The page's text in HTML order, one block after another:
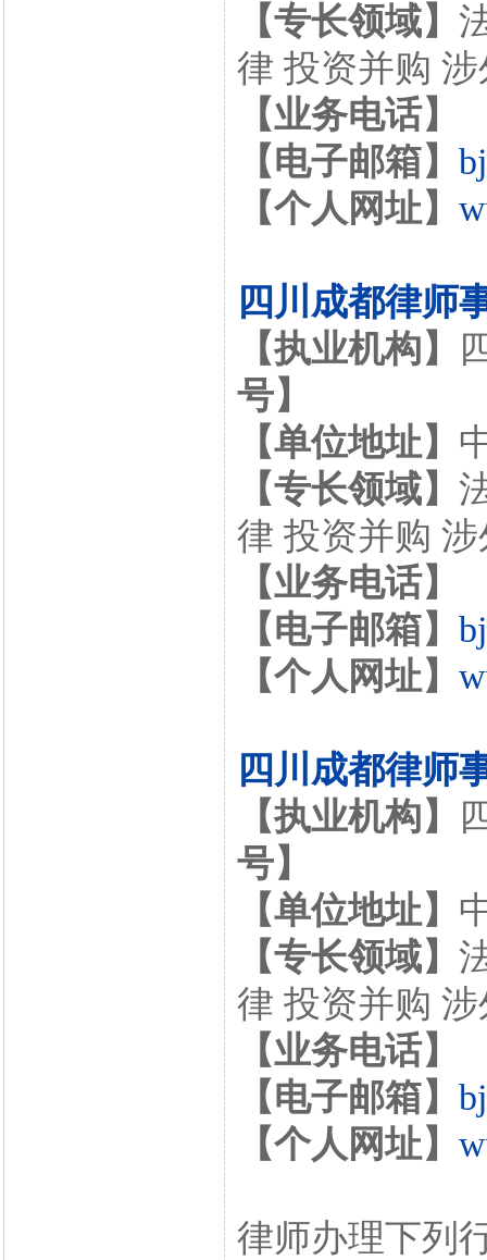
【专长领域】
律 投资并购
【业务电话】
【电子邮箱】
【个人网址】
四川成都律师
【执业机构】
号】
【单位地址】
【专长领域】
律 投资并购
【业务电话】
【电子邮箱】
【个人网址】
四川成都律师
【执业机构】
号】
【单位地址】
【专长领域】
律 投资并购
【业务电话】
【电子邮箱】
【个人网址】
律师办理下列